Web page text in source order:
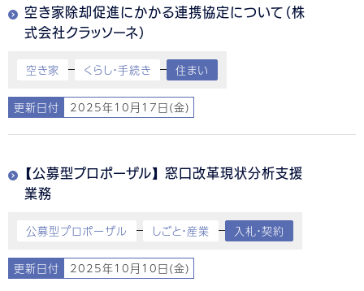
空き家除却促進にかかる連携協定について（株
式会社クラッソーネ）
空き家 くらし・手続き 住まい
更新日付 2025年10月17日(金)
【公募型プロポーザル】 窓口改革現状分析支援
業務
公募型プロポーザル しごと・産業 入札・契約
更新日付 2025年10月10日(金)